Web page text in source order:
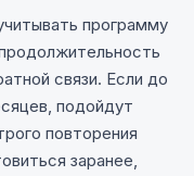
программу
связи. Если до
подойдут
повторения
заранее,